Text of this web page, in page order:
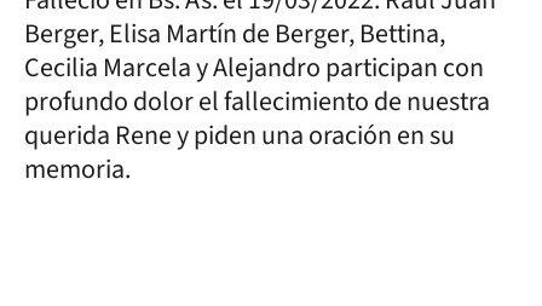
Berger, Elisa Martín de Berger, Bettina,
Cecilia Marcela y Alejandro participan con
profundo dolor el fallecimiento de nuestra
querida Rene y piden una oración en su
memoria.